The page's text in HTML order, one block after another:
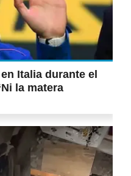
Italia durante el
la matera